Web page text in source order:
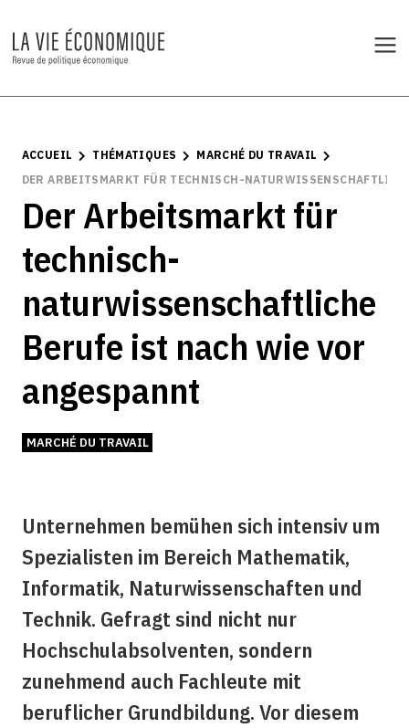
ACCUEIL THÉMATIQUES
MARCHÉ DU TRAVAIL
DER ARBEITSMARKT FÜR TECHNISCH-
Der Arbeitsmarkt für
technisch-
naturwissenschaftliche
Berufe ist nach wie vor
angespannt
MARCHÉ DU TRAVAIL
Unternehmen bemühen sich intensiv um
Spezialisten im Bereich Mathematik,
Informatik, Naturwissenschaften und
Technik. Gefragt sind nicht nur
Hochschulabsolventen, sondern
zunehmend auch Fachleute mit
beruflicher Grundbildung. Vor diesem